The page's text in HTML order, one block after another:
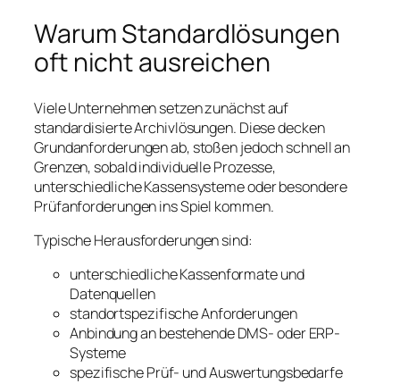
Warum Standardlösungen
oft nicht ausreichen
Viele Unternehmen setzen zunächst auf
standardisierte Archivlösungen. Diese decken
Grundanforderungen ab, stoßen jedoch schnell an
Grenzen, sobald individuelle Prozesse,
unterschiedliche Kassensysteme oder besondere
Prüfanforderungen ins Spiel kommen.
Typische Herausforderungen sind:
unterschiedliche Kassenformate und
Datenquellen
standortspezifische Anforderungen
Anbindung an bestehende DMS- oder ERP-
Systeme
spezifische Prüf- und Auswertungsbedarfe